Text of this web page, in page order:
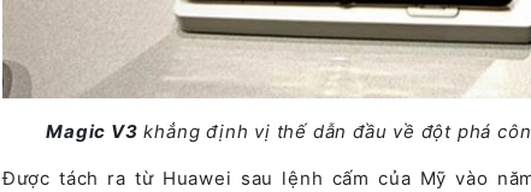
Magic V3 khẳng định vị thế dẫn đầu về đột phá
Được tách ra từ Huawei sau lệnh cấm của Mỹ vào